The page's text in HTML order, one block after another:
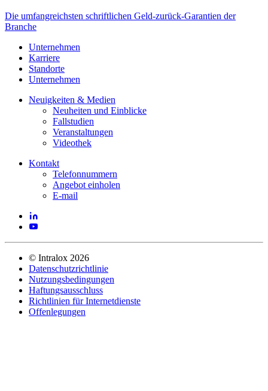
Die umfangreichsten schriftlichen Geld-zurück-Garantien der
Branche
Unternehmen
Karriere
Standorte
Unternehmen
Neuigkeiten & Medien
Neuheiten und Einblicke
Fallstudien
Veranstaltungen
Videothek
Kontakt
Telefonnummern
Angebot einholen
E-mail
© Intralox 2026
Datenschutzrichtlinie
Nutzungsbedingungen
Haftungsausschluss
Richtlinien für Internetdienste
Offenlegungen